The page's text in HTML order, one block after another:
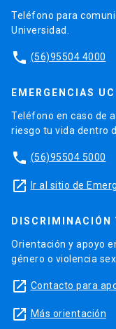
Teléfono para
Universidad.
phone (56)95504 4000
EMERGENCIAS UC
Teléfono en caso de
riesgo tu vida dentro
phone (56)95504 5000
launch Ir al sitio de
DISCRIMINACIÓN
Orientación y apoyo
género o violencia
launch Contacto para
launch Más orientación